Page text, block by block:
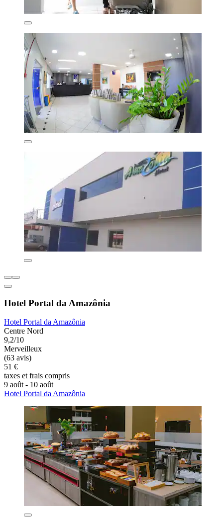
Hotel Portal da Amazônia
Hotel Portal da Amazônia
Centre Nord
9,2/10
Merveilleux
(63 avis)
51 €
taxes et frais compris
9 août - 10 août
Hotel Portal da Amazônia